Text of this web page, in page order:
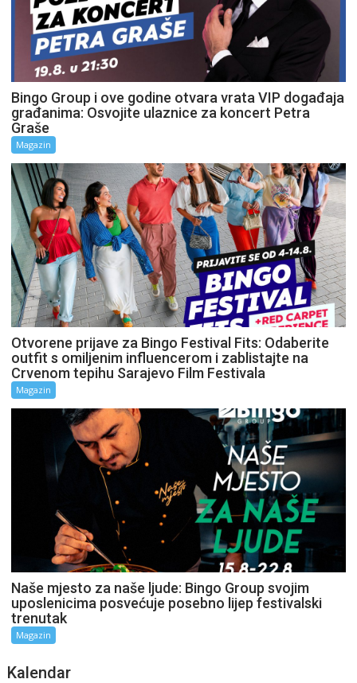
Bingo Group i ove godine otvara vrata VIP događaja
građanima: Osvojite ulaznice za koncert Petra
Graše
Magazin
Otvorene prijave za Bingo Festival Fits: Odaberite
outfit s omiljenim influencerom i zablistajte na
Crvenom tepihu Sarajevo Film Festivala
Magazin
Naše mjesto za naše ljude: Bingo Group svojim
uposlenicima posvećuje posebno lijep festivalski
trenutak
Magazin
Kalendar